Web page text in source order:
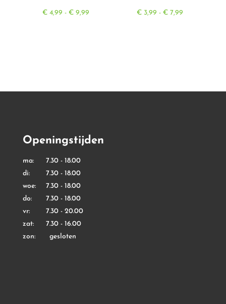
€ 4,99 - € 9,99 € 3,99 - € 7,99
Openingstijden
ma: 7.30 - 18.00
di: 7.30 - 18.00
woe: 7.30 - 18.00
do: 7.30 - 18.00
vr: 7.30 - 20.00
zat: 7.30 - 16.00
zon: gesloten